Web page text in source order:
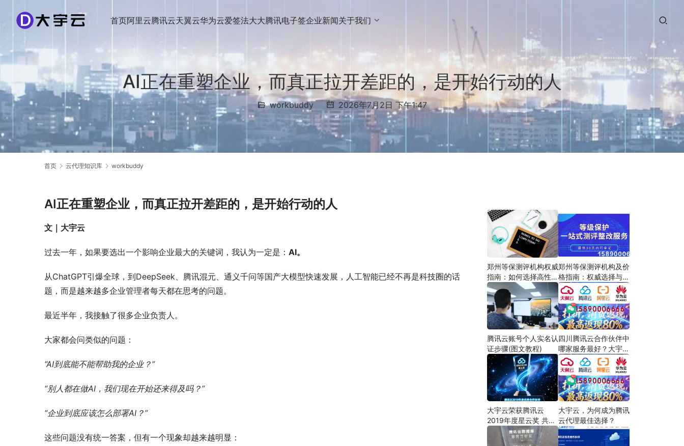
首页阿里云腾讯云天翼云华为云爱签法大大腾讯电子签企业新闻关于我们
AI正在重塑企业，而真正拉开差距的，是开始行动的人
workbuddy 2026年7月2日 下午1:47
首页 云代理知识库 workbuddy
AI正在重塑企业，而真正拉开差距的，是开始行动的人
文｜大宇云
过去一年，如果要选出一个影响企业最大的关键词，我认为一定是： AI。
从ChatGPT引爆全球，到DeepSeek、腾讯混元、通义千问等国产大模型快速发展，人工智能已经不再是科技圈的话
题，而是越来越多企业管理者每天都在思考的问题。
最近半年，我接触了很多企业负责人。
大家都会问类似的问题：
“AI到底能不能帮助我的企业？”
“别人都在做AI，我们现在开始还来得及吗？”
“企业到底应该怎么部署AI？”
这些问题没有统一答案，但有一个现象却越来越明显：
郑州等保测评机构权威
指南：如何选择高性价
比服务商
郑州等保测评机构及价
格指南：权威选择与费
用解析
腾讯云账号个人实名认
证步骤(图文教程)
四川腾讯云合作伙伴中
哪家服务最好？大宇云
以“懂产品、会定制、
能兜底”三大能力领跑
大宇云荣获腾讯云
2019年度星云奖 共筑
云生态新篇章
大宇云，为何成为腾讯
云代理最佳选择？